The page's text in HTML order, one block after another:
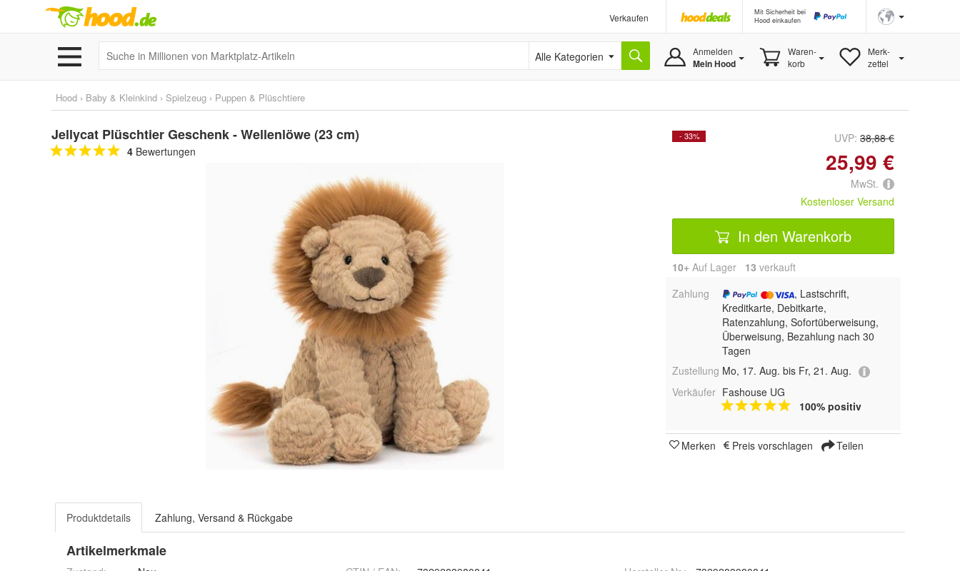
Verkaufen
Mit Sicherheit bei
Hood einkaufen
Alle Kategorien Anmelden
Mein Hood
Waren-
korb
Merk-
zettel
Hood › Baby & Kleinkind › Spielzeug › Puppen & Plüschtiere
Jellycat Plüschtier Geschenk - Wellenlöwe (23 cm)
4 Bewertungen
- 33% UVP: 38,88 €
25,99 €
MwSt.
Kostenloser Versand
In den Warenkorb
10+ Auf Lager 13 verkauft
Zahlung
, Lastschrift,
Kreditkarte, Debitkarte,
Ratenzahlung, Sofortüberweisung,
Überweisung, Bezahlung nach 30
Tagen
Zustellung Mo, 17. Aug. bis Fr, 21. Aug.
Verkäufer Fashouse UG
100% positiv
Merken Preis vorschlagen Teilen
Produktdetails Zahlung, Versand & Rückgabe
Artikelmerkmale